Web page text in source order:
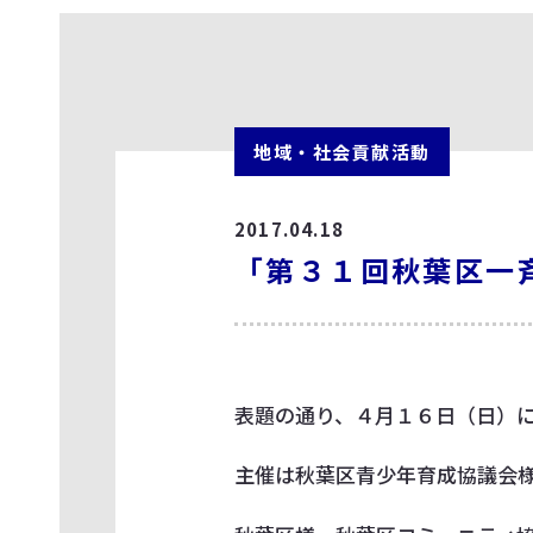
地域・社会貢献活動
2017.04.18
「第３１回秋葉区
表題の通り、４月１６日（日）
主催は秋葉区青少年育成協議会